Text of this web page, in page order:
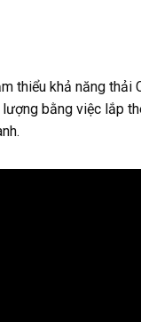
thiểu khả năng thải
bằng việc lắp